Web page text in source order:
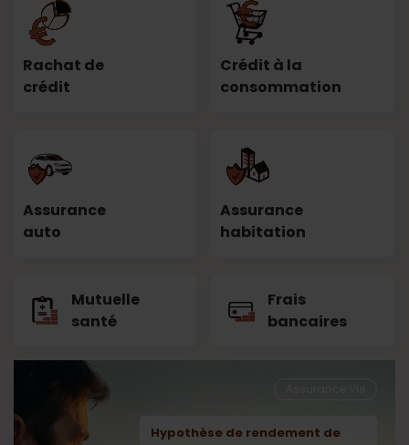
Rachat de
crédit
Crédit à la
consommation
Assurance
auto
Assurance
habitation
Mutuelle
santé
Frais
bancaires
Hypothèse de rendement de